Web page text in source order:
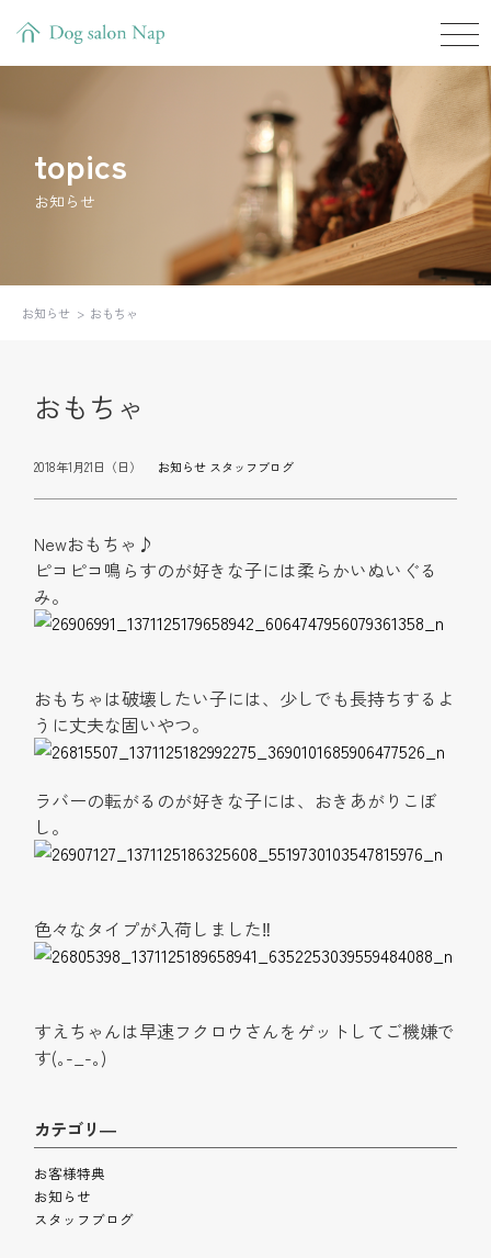
topics
お知らせ
お知らせ おもちゃ
おもちゃ
2018年1月21日（日） お知らせ スタッフブログ
Newおもちゃ♪
ピコピコ鳴らすのが好きな子には柔らかいぬいぐる
み。
おもちゃは破壊したい子には、少しでも長持ちするよ
うに丈夫な固いやつ。
ラバーの転がるのが好きな子には、おきあがりこぼ
し。
色々なタイプが入荷しました‼︎
すえちゃんは早速フクロウさんをゲットしてご機嫌で
す(｡-_-｡)
カテゴリ―
お客様特典
お知らせ
スタッフブログ